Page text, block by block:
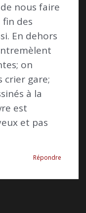
nous faire
des
En dehors
on
crier gare;
à la
est
et pas
Répondre